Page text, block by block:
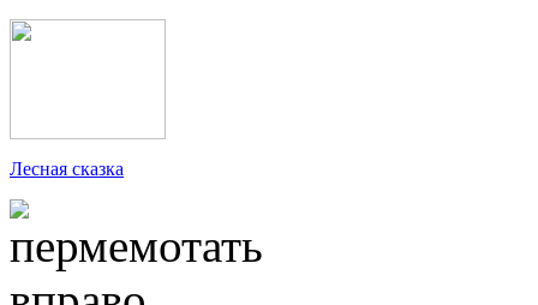
Лесная сказка